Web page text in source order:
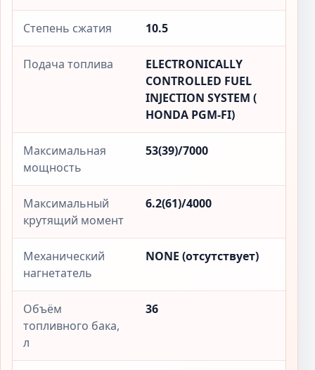
Степень сжатия 10.5
Подача топлива
ELECTRONICALLY
CONTROLLED FUEL
INJECTION SYSTEM (
HONDA PGM-FI)
Максимальная
мощность
53(39)/7000
Максимальный
крутящий момент
6.2(61)/4000
Механический
нагнетатель
NONE (отсутствует)
Объём
топливного бака,
л
36